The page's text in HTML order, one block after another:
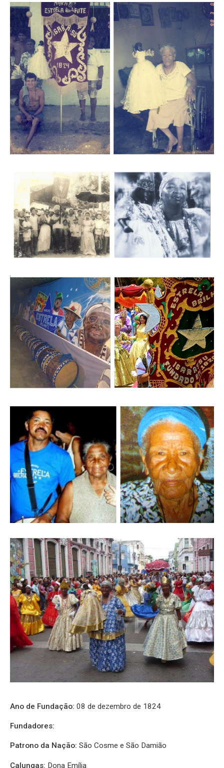
Ano de Fundação: 08 de dezembro de 1824
Fundadores:
Patrono da Nação: São Cosme e São Damião
Calungas: Dona Emília